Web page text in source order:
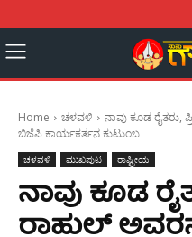
Home ಚಳವಳಿ
ನಾವು ಕೂಡ ರೈತರು,
ಬಿಜೆಪಿ ಕಾರ್ಯಕರ್ತನ ಕುಟುಂಬ
ಚಳವಳಿ ಮುಖಪುಟ ರಾಷ್ಟ್ರೀಯ
ನಾವು ಕೂಡ